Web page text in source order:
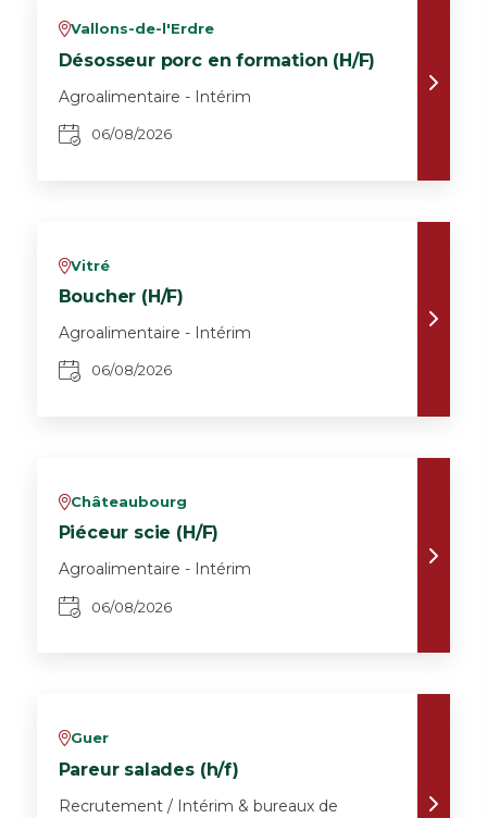
vVallons-de-l'Erdre
Désosseur porc en formation (H/F)
Agroalimentaire - Intérim
06/08/2026
vVitré
Boucher (H/F)
Agroalimentaire - Intérim
06/08/2026
vChâteaubourg
Piéceur scie (H/F)
Agroalimentaire - Intérim
06/08/2026
vGuer
Pareur salades (h/f)
Recrutement / Intérim & bureaux de